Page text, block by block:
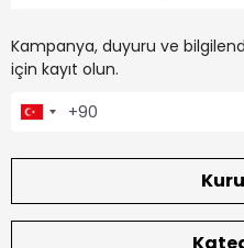
Kampanya, duyuru ve
için kayıt olun.